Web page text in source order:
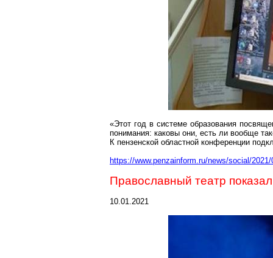
«Этот год в системе образования
понимания: каковы они, есть ли вообще
К пензенской областной конференции
https://www.penzainform.ru/news/social/
Православный театр
10.01.2021